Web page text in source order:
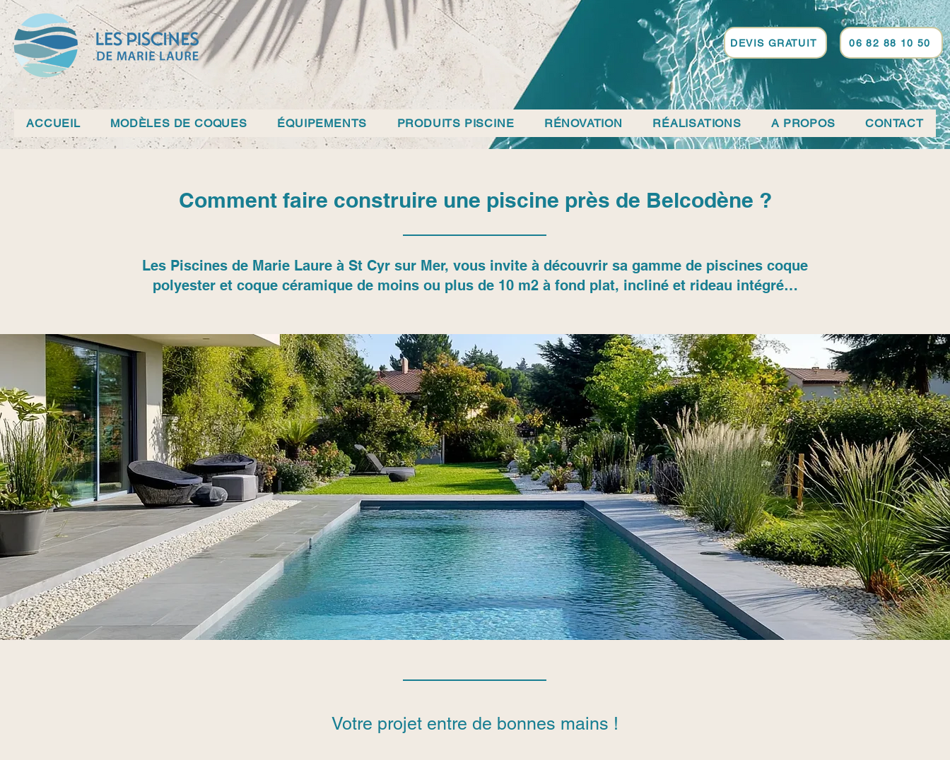
ACCUEIL MODÈLES DE COQUES ÉQUIPEMENTS PRODUITS PISCINE RÉNOVATION RÉALISATIONS A PROPOS CONTACT
DEVIS GRATUIT 06 82 88 10 50
Comment faire construire une piscine près de Belcodène ?
Les Piscines de Marie Laure à St Cyr sur Mer, vous invite à découvrir sa gamme de piscines coque
polyester et coque céramique de moins ou plus de 10 m2 à fond plat, incliné et rideau intégré…
Votre projet entre de bonnes mains !